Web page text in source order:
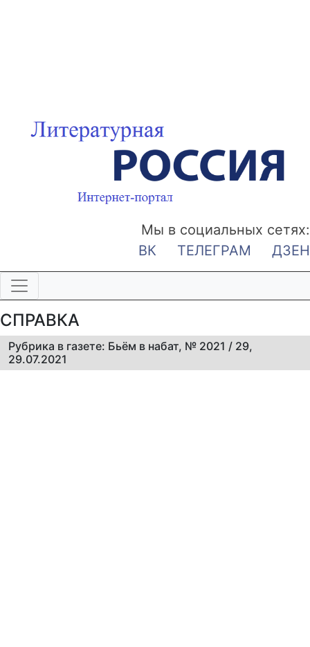
Мы в социальных сетях:
ВК
ТЕЛЕГРАМ ДЗЕН
СПРАВКА
Рубрика в газете: Бьём в набат, № 2021 / 29,
29.07.2021